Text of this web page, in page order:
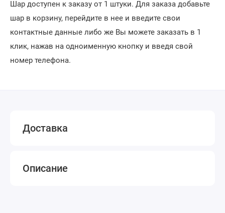
Шар доступен к заказу от 1 штуки. Для заказа добавьте
шар в корзину, перейдите в нее и введите свои
контактные данные либо же Вы можете заказать в 1
клик, нажав на одноименную кнопку и введя свой
номер телефона.
Доставка
Описание